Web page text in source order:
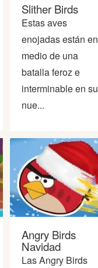
Slither Birds
Estas aves
enojadas están en
medio de una
batalla feroz e
interminable en su
nue...
Angry Birds
Navidad
Las Angry Birds